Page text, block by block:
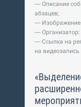
— Описание
абзацев;
— Изображение
—
— Ссылка на
на видеозапись